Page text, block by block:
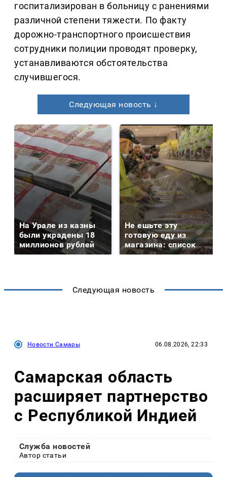
госпитализирован в больницу с ранениями
различной степени тяжести. По факту
дорожно-транспортного происшествия
сотрудники полиции проводят проверку,
устанавливаются обстоятельства
случившегося.
Следующая новость ↓
На Урале из казны
были украдены 18
миллионов рублей
Не ешьте эту
готовую еду из
магазина: список
Следующая новость
Новости Самары 06.08.2026, 22:33
Самарская область
расширяет партнерство
с Республикой Индией
Служба новостей
Автор статьи